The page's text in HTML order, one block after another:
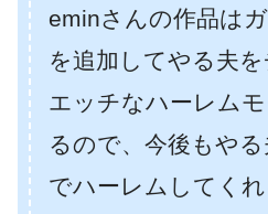
eminさんの作品は
を追加してやる夫
エッチなハーレム
るので、今後もや
でハーレムしてくれ